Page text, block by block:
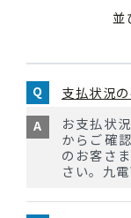
並
支払状況
お支払状
からご確
のお客さ
さい。九